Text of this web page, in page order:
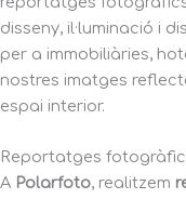
disseny, il·luminació i
per a immobiliàries,
nostres imatges
espai interior.
Reportatges
A Polarfoto, realitzem